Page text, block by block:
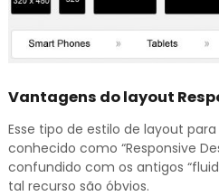
Vantagens do layout
Esse tipo de estilo de layout
conhecido como “Responsive
confundido com os antigos
tal recurso são óbvios.